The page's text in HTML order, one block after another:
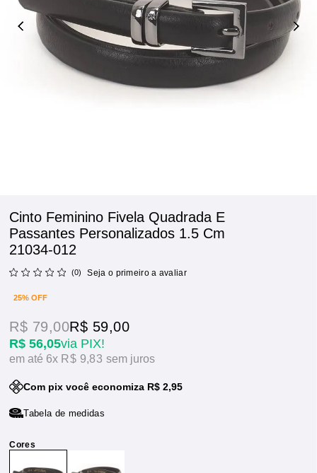
Cinto Feminino Fivela Quadrada E
Passantes Personalizados 1.5 Cm
21034-012
(0) Seja o primeiro a avaliar
25% OFF
R$ 56,05via PIX!
R$ 79,00R$ 59,00
6x R$ 9,83 sem juros
Com pix você economiza R$ 2,95
Tabela de medidas